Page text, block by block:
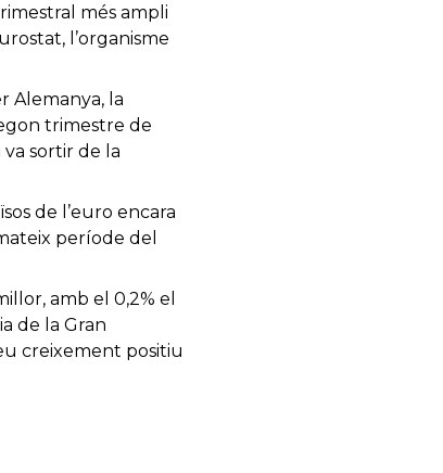
més ampli
l’organisme
Alemanya, la
trimestre de
va sortir de la
de l’euro encara
període del
amb el 0,2% el
de la Gran
creixement positiu